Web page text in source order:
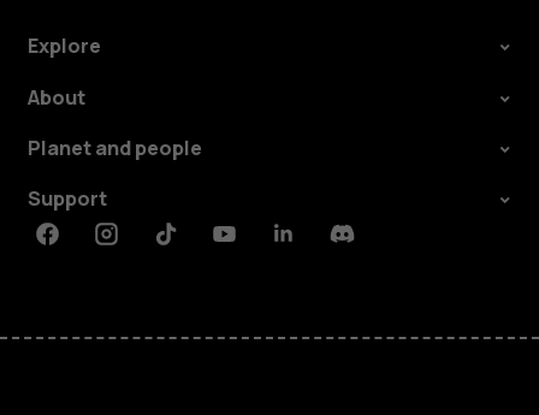
Explore
About
Planet and people
Support
FacebookInstagramTiktokYoutubeLinkedinDiscord